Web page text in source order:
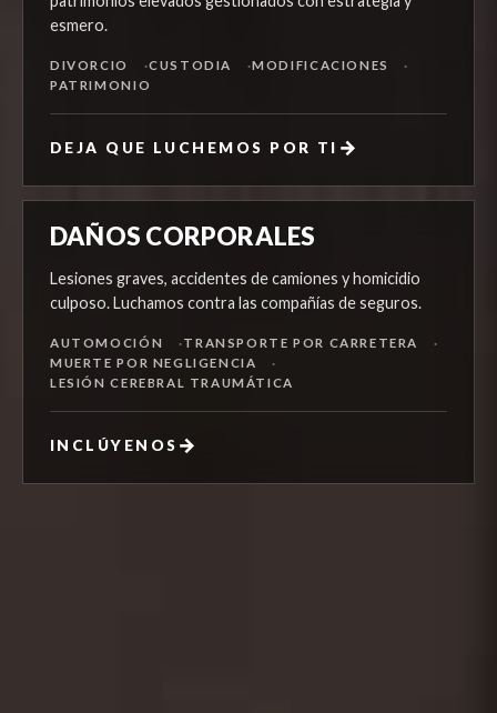
esmero.
DIVORCIO CUSTODIA
MODIFICACIONES
PATRIMONIO
DEJA QUE LUCHEMOS POR TI →
DAÑOS CORPORALES
Lesiones graves, accidentes de camiones y homicidio
culposo. Luchamos contra las compañías de seguros.
AUTOMOCIÓN
TRANSPORTE POR CARRETERA
MUERTE POR NEGLIGENCIA
LESIÓN CEREBRAL TRAUMÁTICA
INCLÚYENOS →